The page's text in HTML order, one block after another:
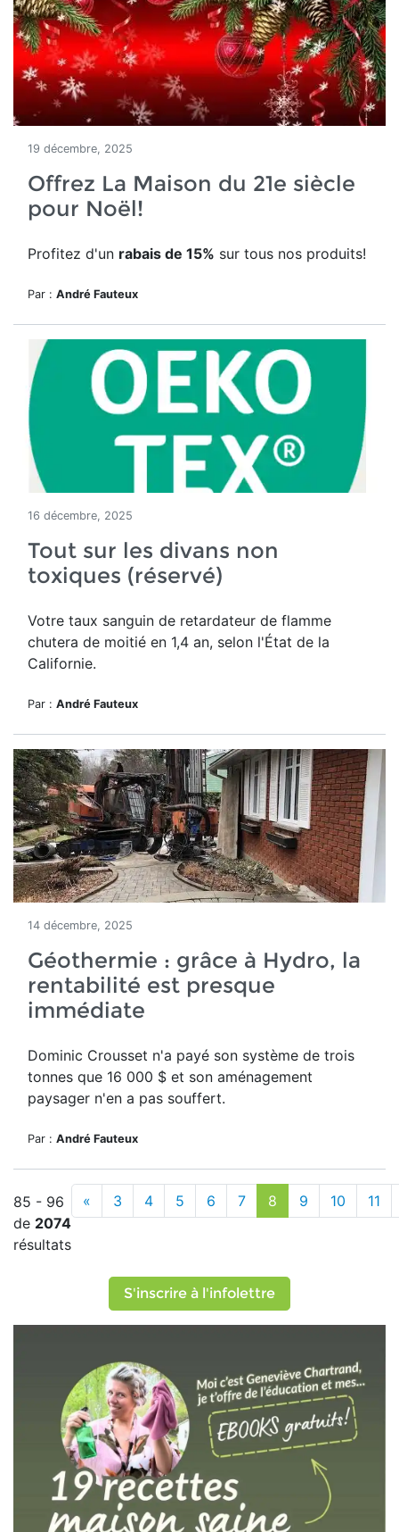
19 décembre, 2025
Offrez La Maison du 21e siècle
pour Noël!
Profitez d'un rabais de 15% sur tous nos produits!
Par : André Fauteux
16 décembre, 2025
Tout sur les divans non
toxiques (réservé)
Votre taux sanguin de retardateur de flamme
chutera de moitié en 1,4 an, selon l'État de la
Californie.
Par : André Fauteux
14 décembre, 2025
Géothermie : grâce à Hydro, la
rentabilité est presque
immédiate
Dominic Crousset n'a payé son système de trois
tonnes que 16 000 $ et son aménagement
paysager n'en a pas souffert.
Par : André Fauteux
85 - 96
de 2074
résultats
« 3 4 5 6 7 8 9 10 11
S'inscrire à l'infolettre